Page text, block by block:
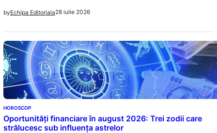
byEchipa Editoriala28 iulie 2026
HOROSCOP
Oportunități financiare în august 2026: Trei zodii care
strălucesc sub influența astrelor